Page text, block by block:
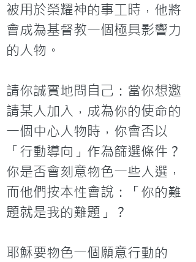
被用於榮耀神的事工時，他將
會成為基督教一個極具影響力
的人物。
請你誠實地問自己：當你想邀
請某人加入，成為你的使命的
一個中心人物時，你會否以
「行動導向」作為篩選條件？
你是否會刻意物色一些人選，
而他們按本性會說：「你的難
題就是我的難題」？
耶穌要物色一個願意行動的